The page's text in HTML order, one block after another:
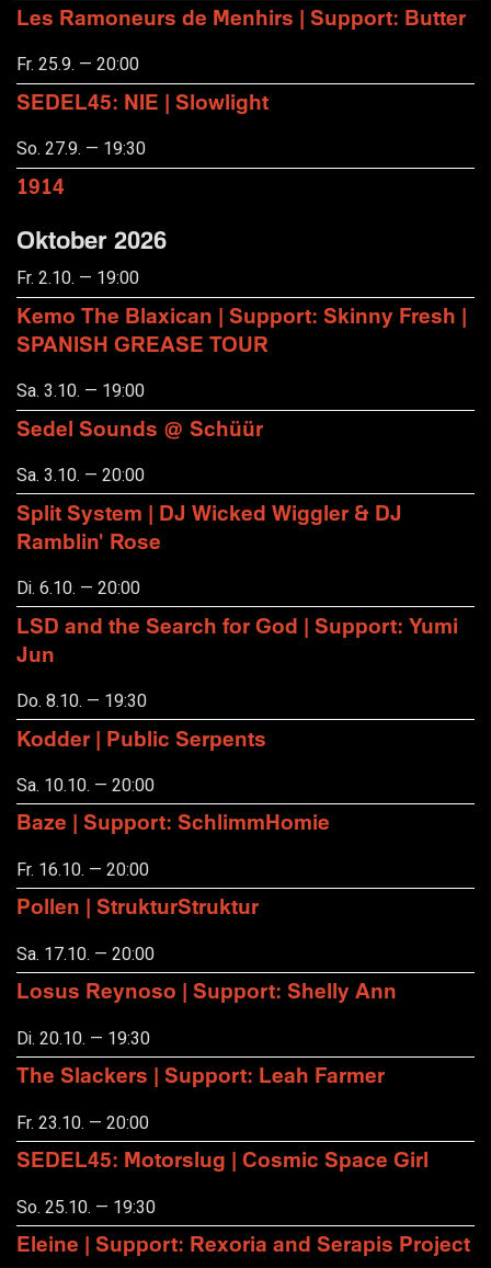
Les Ramoneurs de Menhirs | Support: Butter
Fr. 25.9. — 20:00
SEDEL45: NIE | Slowlight
So. 27.9. — 19:30
1914
Oktober 2026
Fr. 2.10. — 19:00
Kemo The Blaxican | Support: Skinny Fresh |
SPANISH GREASE TOUR
Sa. 3.10. — 19:00
Sedel Sounds @ Schüür
Sa. 3.10. — 20:00
Split System | DJ Wicked Wiggler & DJ
Ramblin' Rose
Di. 6.10. — 20:00
LSD and the Search for God | Support: Yumi
Jun
Do. 8.10. — 19:30
Kodder | Public Serpents
Sa. 10.10. — 20:00
Baze | Support: SchlimmHomie
Fr. 16.10. — 20:00
Pollen | StrukturStruktur
Sa. 17.10. — 20:00
Losus Reynoso | Support: Shelly Ann
Di. 20.10. — 19:30
The Slackers | Support: Leah Farmer
Fr. 23.10. — 20:00
SEDEL45: Motorslug | Cosmic Space Girl
So. 25.10. — 19:30
Eleine | Support: Rexoria and Serapis Project